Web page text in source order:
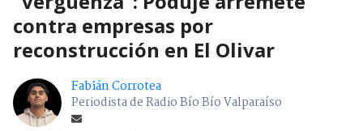
contra empresas por
reconstrucción en El Olivar
Fabián Corrotea
Periodista de Radio Bío Bío Valparaíso